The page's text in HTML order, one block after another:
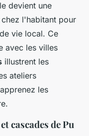
devient une
l'habitant pour
vie local. Ce
avec les villes
illustrent les
ateliers
les
cascades de Pu